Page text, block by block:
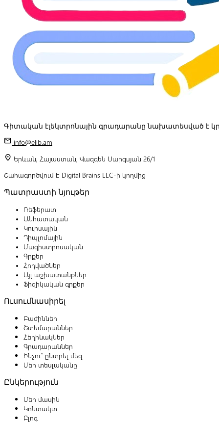
Գիտական էլեկտրոնային գրադարանը նախատեսված է
mail info@elib.am
location_on Երևան, Հայաստան, Վազգեն Սարգսյան 26/1
Շահագործվում է Digital Brains LLC-ի կողմից
Պատրաստի նյութեր
Ռեֆերատ
Անհատական
Կուրսային
Դիպլոմային
Մագիստրոսական
Գրքեր
Հոդվածներ
Այլ աշխատանքներ
Ֆիզիկական գրքեր
Ուսումնասիրել
Բաժիններ
Շտեմարաններ
Հեղինակներ
Գրադարաններ
Ինչու՞ ընտրել մեզ
Մեր տեսլականը
Ընկերություն
Մեր մասին
Կոնտակտ
Բլոգ